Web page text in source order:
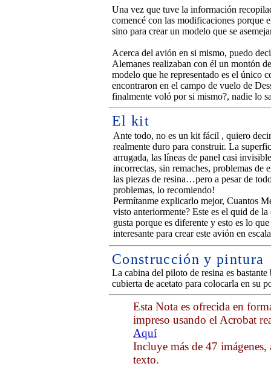
Una vez que tuve la información
comencé con las modificaciones porque
sino para crear un modelo que se
Acerca del avión en si mismo, puedo
Alemanes realizaban con él un montón
modelo que he representado es el único
encontraron en el campo de vuelo de
finalmente voló por si mismo?, nadie lo
El kit
Ante todo, no es un kit fácil , quiero
realmente duro para construir. La
arrugada, las líneas de panel casi
incorrectas, sin remaches, problemas de
las piezas de resina…pero a pesar de
problemas, lo recomiendo!
Permítanme explicarlo mejor, Cuantos
visto anteriormente? Este es el quid de
gusta porque es diferente y esto es lo que
interesante para crear este avión en
Construcción y pintura
La cabina del piloto de resina es
cubierta de acetato para colocarla en su
Esta Nota es ofrecida en
impreso usando el Acrobat
Aquí
Incluye más de 47
texto.